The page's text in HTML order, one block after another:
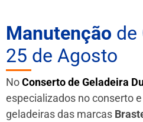
Manutenção de
25 de Agosto
NoConserto de Geladeira
especializados no conserto
geladeiras das marcas